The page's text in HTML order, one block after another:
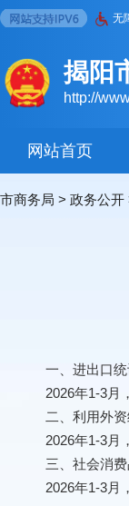
无
揭阳
http://
网站首页
市商务局 > 政务公开
一、进出口统
2026年1-3月，
二、利用外资
2026年1-3月，
三、社会消费
2026年1-3月，